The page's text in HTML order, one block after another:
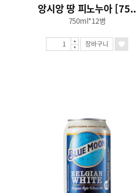
앙시앙 땅 피노누아 [75..
750ml*12병
장바구니